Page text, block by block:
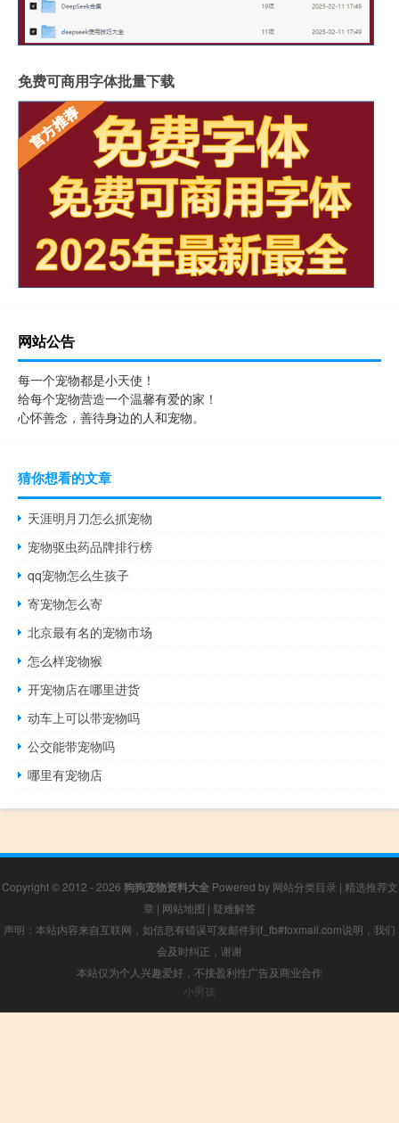
免费可商用字体批量下载
网站公告
每一个宠物都是小天使！
给每个宠物营造一个温馨有爱的家！
心怀善念，善待身边的人和宠物。
猜你想看的文章
天涯明月刀怎么抓宠物
宠物驱虫药品牌排行榜
qq宠物怎么生孩子
寄宠物怎么寄
北京最有名的宠物市场
怎么样宠物猴
开宠物店在哪里进货
动车上可以带宠物吗
公交能带宠物吗
哪里有宠物店
Copyright © 2012 - 2026 狗狗宠物资料大全Powered by 网站分类目录 | 精选推荐文
章 | 网站地图 | 疑难解答
声明：本站内容来自互联网，如信息有错误可发邮件到f_fb#foxmail.com说明，我们
会及时纠正，谢谢
本站仅为个人兴趣爱好，不接盈利性广告及商业合作
小男孩